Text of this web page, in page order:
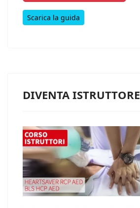
Scarica la guida
DIVENTA ISTRUTTORE